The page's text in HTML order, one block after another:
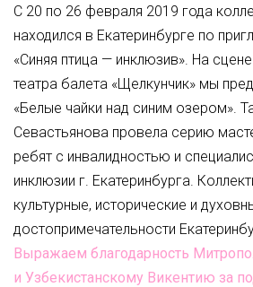
С 20 по 26 февраля 2019 года
находился в Екатеринбурге по
«Синяя птица — инклюзив». На
театра балета «Щелкунчик» мы
«Белые чайки над синим озером».
Севастьянова провела серию
ребят с инвалидностью и
инклюзии г. Екатеринбурга.
культурные, исторические и
достопримечательности
Выражаем благодарность
и Узбекистанскому Викентию за